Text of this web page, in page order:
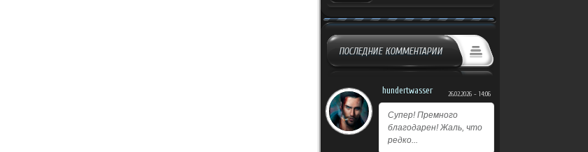
ПОСЛЕДНИЕ КОММЕНТАРИИ
hundertwasser 26.02.2026 - 14:06
Супер! Премного
благодарен! Жаль, что
редко...